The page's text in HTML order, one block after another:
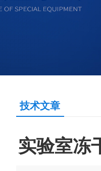
技术文章
实验室冻